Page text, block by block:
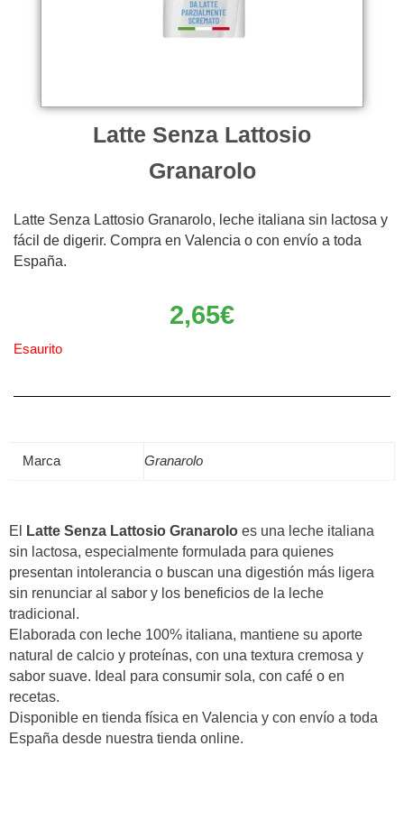
Latte Senza Lattosio
Granarolo
Latte Senza Lattosio Granarolo, leche italiana sin lactosa y
fácil de digerir. Compra en Valencia o con envío a toda
España.
2,65€
Esaurito
Marca Granarolo
El Latte Senza Lattosio Granarolo es una leche italiana
sin lactosa, especialmente formulada para quienes
presentan intolerancia o buscan una digestión más ligera
sin renunciar al sabor y los beneficios de la leche
tradicional.
Elaborada con leche 100% italiana, mantiene su aporte
natural de calcio y proteínas, con una textura cremosa y
sabor suave. Ideal para consumir sola, con café o en
recetas.
Disponible en tienda física en Valencia y con envío a toda
España desde nuestra tienda online.